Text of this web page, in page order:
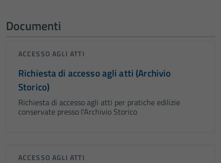
Documenti
ACCESSO AGLI ATTI
Richiesta di accesso agli atti (Archivio
Storico)
Richiesta di accesso agli atti per pratiche edilizie
conservate presso l'Archivio Storico
ACCESSO AGLI ATTI